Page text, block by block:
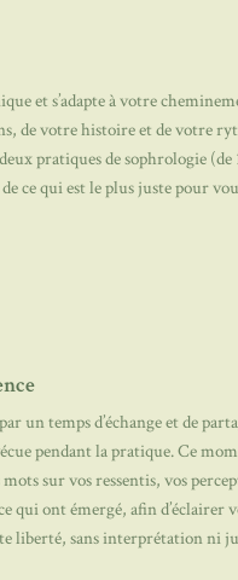
et s’adapte à votre
de votre histoire et de votre
pratiques de sophrologie (de
ce qui est le plus juste pour
un temps d’échange et de
pendant la pratique. Ce
sur vos ressentis, vos
qui ont émergé, afin d’éclairer
liberté, sans interprétation ni